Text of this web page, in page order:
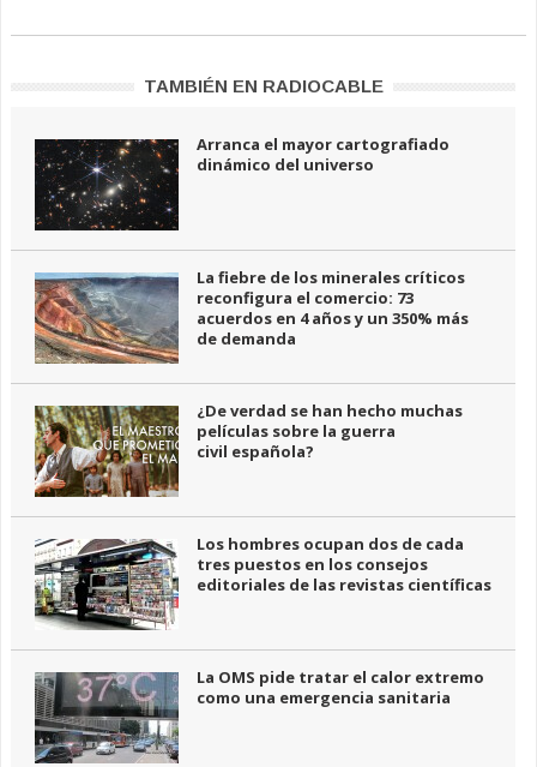
TAMBIÉN EN RADIOCABLE
Arranca el mayor cartografiado
dinámico del universo
La fiebre de los minerales críticos
reconfigura el comercio: 73
acuerdos en 4 años y un 350% más
de demanda
¿De verdad se han hecho muchas
películas sobre la guerra
civil española?
Los hombres ocupan dos de cada
tres puestos en los consejos
editoriales de las revistas científicas
La OMS pide tratar el calor extremo
como una emergencia sanitaria